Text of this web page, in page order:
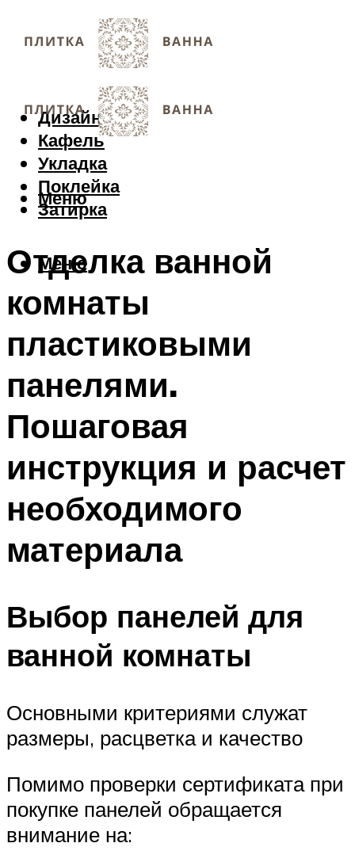
Дизайн
Кафель
Укладка
Поклейка
Затирка
Меню
Меню
Отделка ванной
комнаты
пластиковыми
панелями.
Пошаговая
инструкция и расчет
необходимого
материала
Выбор панелей для
ванной комнаты
Основными критериями служат
размеры, расцветка и качество
Помимо проверки сертификата при
покупке панелей обращается
внимание на: